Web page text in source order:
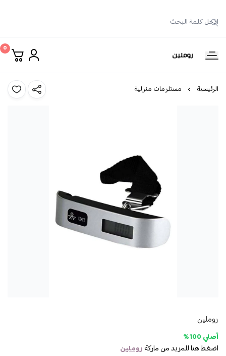
روملين
0
الرئيسية مستلزمات منزلية
روملين
أصلي 100%
اضغط هنا للمزيد من ماركةروملين